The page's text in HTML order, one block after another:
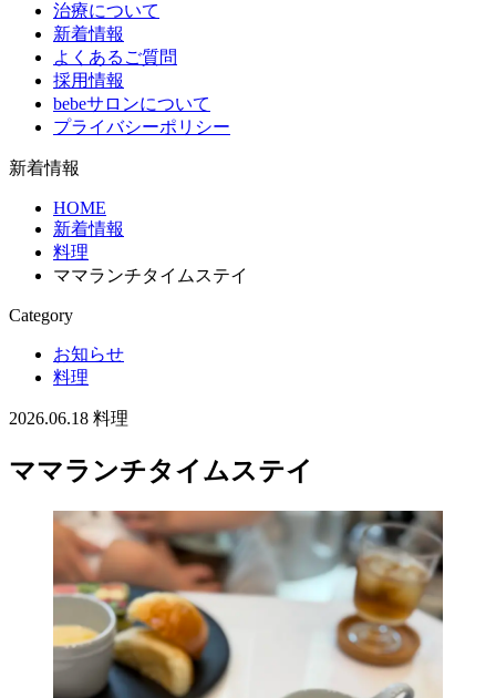
治療について
新着情報
よくあるご質問
採用情報
bebeサロンについて
プライバシーポリシー
新着情報
HOME
新着情報
料理
ママランチタイムステイ
Category
お知らせ
料理
2026.06.18 料理
ママランチタイムステイ